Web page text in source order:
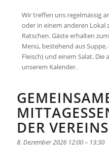
Wir treffen uns regelmässig
oder in einem anderen Lokal
Ratschen. Gäste erhalten
Menü, bestehend aus
Fleisch) und einem Salat.
unserem Kalender.
DER
8. Dezember 2026 12:00– 13:30